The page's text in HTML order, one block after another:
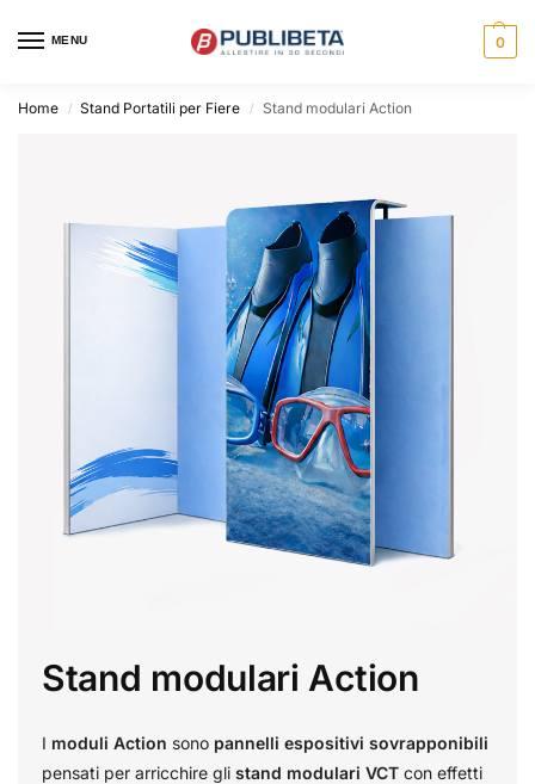
MENU 0
Home / Stand Portatili per Fiere / Stand modulari Action
Stand modulari Action
I moduli Action sono pannelli espositivi sovrapponibili
pensati per arricchire gli stand modulari VCT con effetti